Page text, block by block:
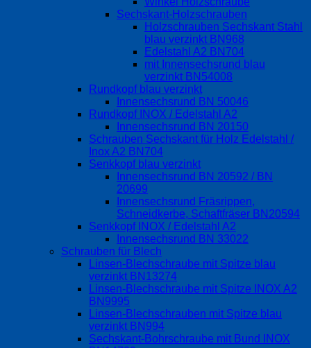
Sechskant-Holzschrauben
Holzschrauben Sechskant Stahl
blau verzinkt BN968
Edelstahl A2 BN704
mit Innensechsrund blau
verzinkt BN54008
Rundkopf blau verzinkt
Innensechsrund BN 50046
Rundkopf INOX / Edelstahl A2
Innensechsrund BN 20150
Schrauben Sechskant für Holz Edelstahl /
Inox A2 BN704
Senkkopf blau verzinkt
Innensechsrund BN 20592 / BN
20699
Innensechsrund Fräsrippen,
Schneidkerbe, Schaftfräser BN20594
Senkkopf INOX / Edelstahl A2
Innensechsrund BN 33022
Schrauben für Blech
Linsen-Blechschraube mit Spitze blau
verzinkt BN13274
Linsen-Blechschraube mit Spitze INOX A2
BN9995
Linsen-Blechschrauben mit Spitze blau
verzinkt BN994
Sechskant-Bohrschraube mit Bund INOX